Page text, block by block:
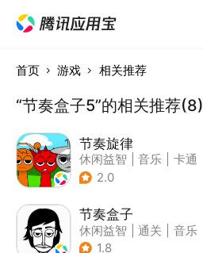
首页 游戏 相关推荐
“节奏盒子5”的相关推荐(8)
节奏旋律
休闲益智 音乐
卡通
2.0
节奏盒子
休闲益智 通关
音乐
1.8